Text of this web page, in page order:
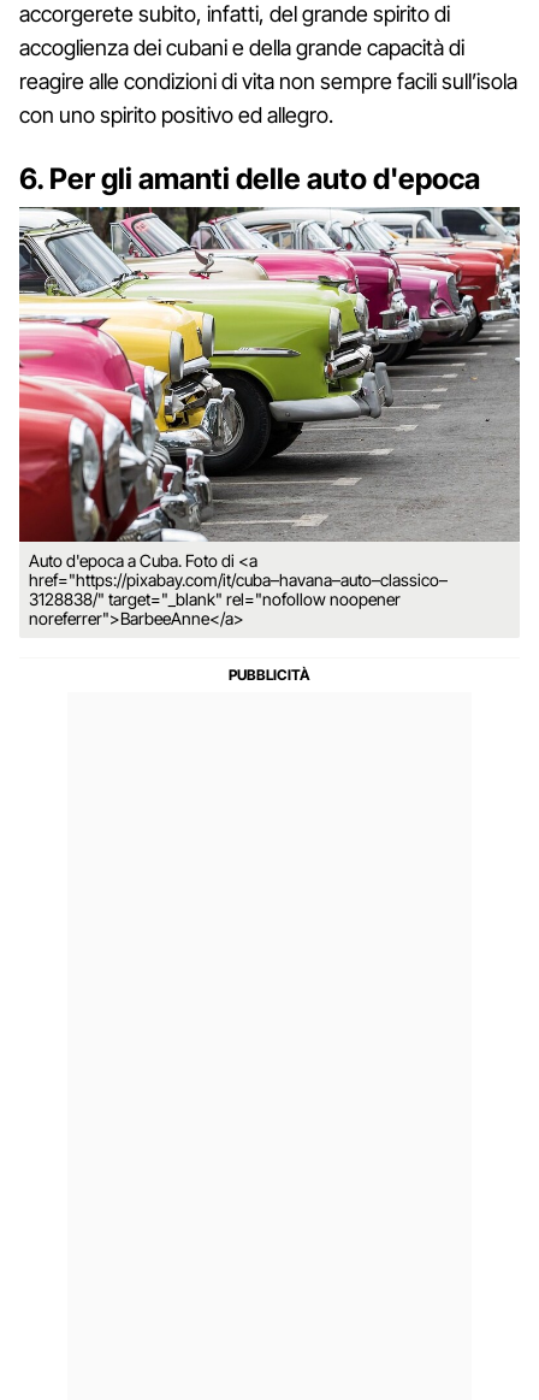
accorgerete subito, infatti, del grande spirito di
accoglienza dei cubani e della grande capacità di
reagire alle condizioni di vita non sempre facili sull’isola
con uno spirito positivo ed allegro.
6. Per gli amanti delle auto d'epoca
Auto d'epoca a Cuba. Foto di <a
href="https://pixabay.com/it/cuba–havana–auto–classico–
3128838/" target="_blank" rel="nofollow noopener
noreferrer">BarbeeAnne</a>